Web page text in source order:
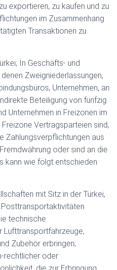
exportieren, zu kaufen und zu
im Zusammenhang
Transaktionen zu
In Geschäfts- und
Zweigniederlassungen,
Unternehmen, an
Beteiligung von fünfzig
Unternehmen in Freizonen im
Vertragsparteien sind,
Zahlungsverpflichtungen aus
oder sind an die
kann wie folgt entschieden
mit Sitz in der Türkei,
technische
Lufttransportfahrzeuge,
Zubehör erbringen;
rechtlicher oder